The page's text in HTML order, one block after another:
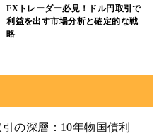
FXトレーダー必見！ドル円取引で
利益を出す市場分析と確定的な戦
略
引の深層：10年物国債利